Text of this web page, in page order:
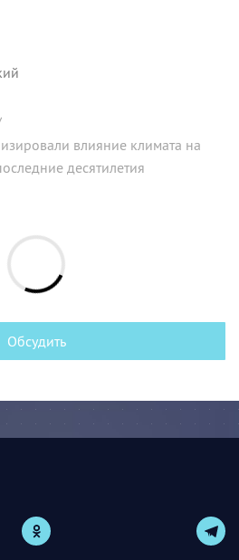
влияние климата на
десятилетия
Обсудить